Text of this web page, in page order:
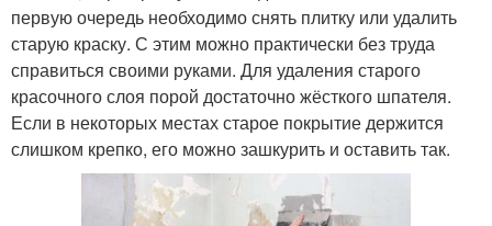
первую очередь необходимо снять плитку или удалить
старую краску. С этим можно практически без труда
справиться своими руками. Для удаления старого
красочного слоя порой достаточно жёсткого шпателя.
Если в некоторых местах старое покрытие держится
слишком крепко, его можно зашкурить и оставить так.